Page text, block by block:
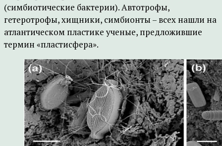
(симбиотические бактерии). Автотрофы,
гетеротрофы, хищники, симбионты – всех нашли на
атлантическом пластике ученые, предложившие
термин «пластисфера».